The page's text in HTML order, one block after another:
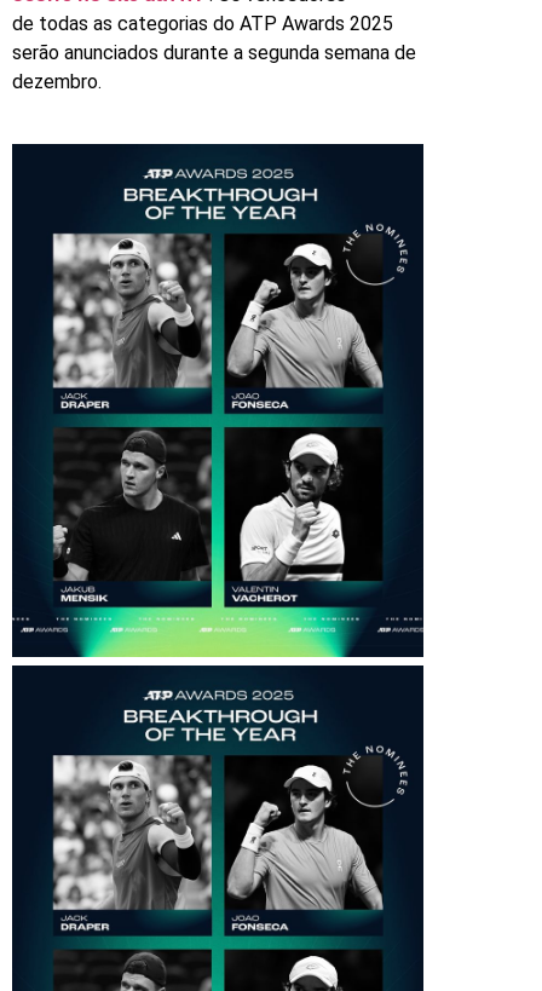
de todas as categorias do ATP Awards 2025
serão anunciados durante a segunda semana de
dezembro.